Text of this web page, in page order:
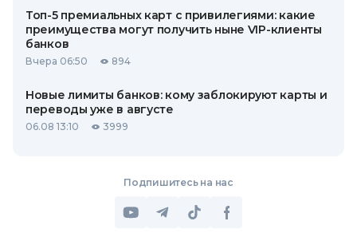
Топ-5 премиальных карт с привилегиями: какие
преимущества могут получить ныне VIP-клиенты
банков
Вчера 06:50 894
Новые лимиты банков: кому заблокируют карты и
переводы уже в августе
06.08 13:10 3999
Подпишитесь на нас